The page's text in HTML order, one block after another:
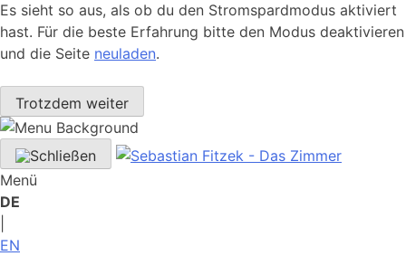
Es sieht so aus, als ob du den Stromspardmodus aktiviert
hast. Für die beste Erfahrung bitte den Modus deaktivieren
und die Seite neuladen.
Trotzdem weiter
Menü
DE
EN